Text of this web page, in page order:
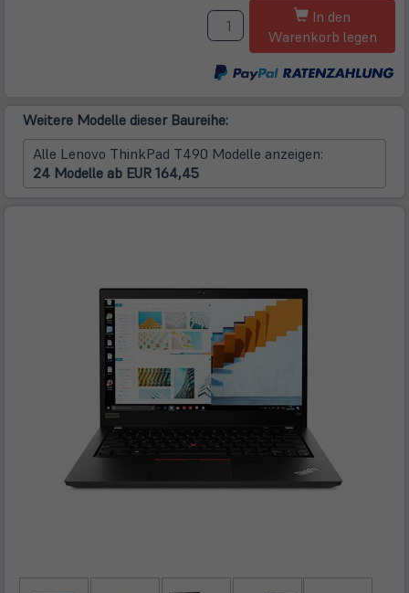
In den
Warenkorb legen
Weitere Modelle dieser Baureihe:
Alle Lenovo ThinkPad T490 Modelle anzeigen:
24 Modelle ab EUR 164,45